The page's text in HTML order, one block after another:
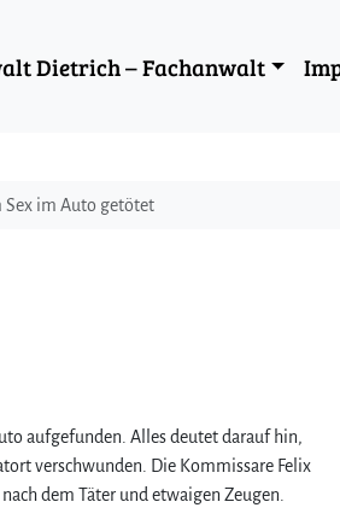
Dietrich – Fachanwalt
Sex im Auto getötet
aufgefunden. Alles deutet darauf hin,
verschwunden. Die Kommissare Felix
dem Täter und etwaigen Zeugen.